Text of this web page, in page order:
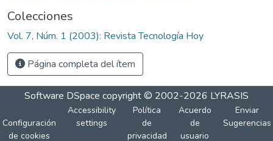
Colecciones
Vol. 7, Núm. 1 (2003): Revista Tecnología Hoy
Página completa del ítem
Software DSpace copyright © 2002-2026 LYRASIS
Configuración
de cookies
Accessibility
settings
Política
de
privacidad
Acuerdo
de
usuario
Enviar
Sugerencias